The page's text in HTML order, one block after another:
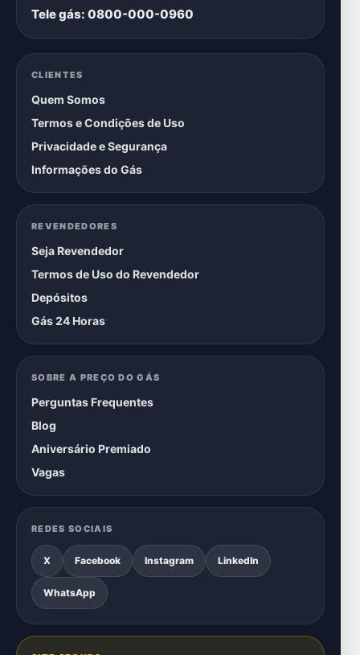
Tele gás: 0800-000-0960
CLIENTES
Quem Somos
Termos e Condições de Uso
Privacidade e Segurança
Informações do Gás
REVENDEDORES
Seja Revendedor
Termos de Uso do Revendedor
Depósitos
Gás 24 Horas
SOBRE A PREÇO DO GÁS
Perguntas Frequentes
Blog
Aniversário Premiado
Vagas
REDES SOCIAIS
X Facebook Instagram LinkedIn
WhatsApp